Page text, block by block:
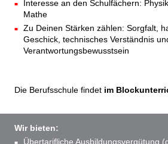
Interesse an den Schulfächern:
Mathe
Zu Deinen Stärken zählen: Sorgfalt,
Geschick, technisches Verständnis
Verantwortungsbewusstsein
Die Berufsschule findet im
Wir bieten:
Übertarifliche Ausbildungsvergütung